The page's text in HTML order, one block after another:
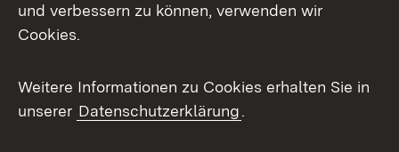
Facebook
X / Twitter
Youtube
und verbessern zu können, verwenden wir
Cookies.
Weitere Informationen zu Cookies erhalten Sie in
unserer Datenschutzerklärung.